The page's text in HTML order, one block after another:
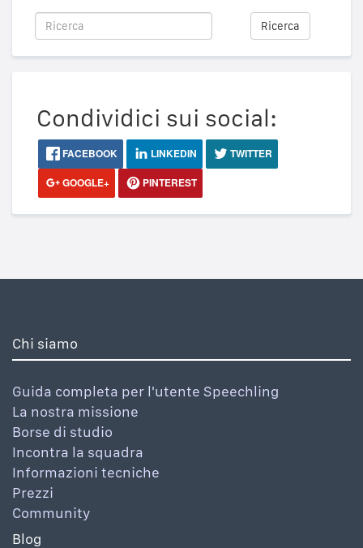
Ricerca
Condividici sui social:
FACEBOOK LINKEDIN
TWITTER
GOOGLE+
PINTEREST
Chi siamo
Guida completa per l'utente Speechling
La nostra missione
Borse di studio
Incontra la squadra
Informazioni tecniche
Prezzi
Community
Blog